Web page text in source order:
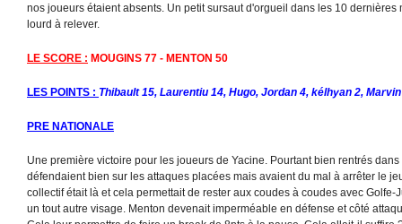
nos joueurs étaient absents. Un petit sursaut d'orgueil dans les 10 dernières
lourd à relever.
LE SCORE : MOUGINS 77 - MENTON 50
LES POINTS : Thibault 15, Laurentiu 14, Hugo, Jordan 4, kélhyan 2,
PRE NATIONALE
Une première victoire pour les joueurs de Yacine. Pourtant bien rentrés
défendaient bien sur les attaques placées mais avaient du mal à arrêter le
collectif était là et cela permettait de rester aux coudes à coudes avec
un tout autre visage. Menton devenait imperméable en défense et côté